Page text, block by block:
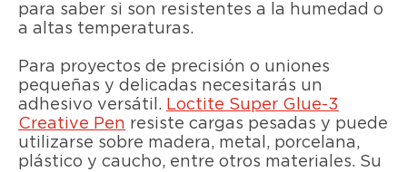
para saber si son resistentes a la humedad o
a altas temperaturas.
Para proyectos de precisión o uniones
pequeñas y delicadas necesitarás un
adhesivo versátil. Loctite Super Glue-3
Creative Pen resiste cargas pesadas y puede
utilizarse sobre madera, metal, porcelana,
plástico y caucho, entre otros materiales. Su